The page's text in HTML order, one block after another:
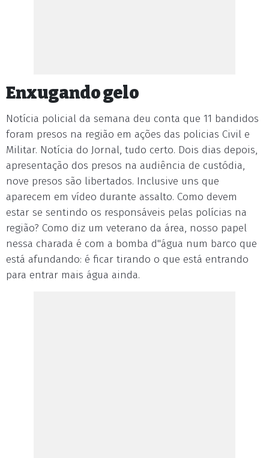
Enxugando gelo
Notícia policial da semana deu conta que 11 bandidos
foram presos na região em ações das policias Civil e
Militar. Notícia do Jornal, tudo certo. Dois dias depois,
apresentação dos presos na audiência de custódia,
nove presos são libertados. Inclusive uns que
aparecem em vídeo durante assalto. Como devem
estar se sentindo os responsáveis pelas polícias na
região? Como diz um veterano da área, nosso papel
nessa charada é com a bomba d"água num barco que
está afundando: é ficar tirando o que está entrando
para entrar mais água ainda.